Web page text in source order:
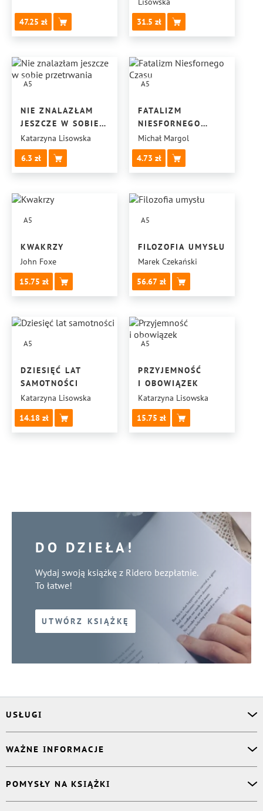
47.25
31.5
A5
NIE ZNALAZŁAM
JESZCZE W SOBIE
PRZETRWANIA
Katarzyna Lisowska
6.3
A5
FATALIZM
NIESFORNEGO
CZASU
Michał Margol
4.73
A5
KWAKRZY
John Foxe
15.75
A5
FILOZOFIA UMYSŁU
Marek Czekański
56.67
A5
DZIESIĘĆ LAT
SAMOTNOŚCI
Katarzyna Lisowska
14.18
A5
PRZYJEMNOŚĆ
I OBOWIĄZEK
Katarzyna Lisowska
15.75
DO DZIEŁA!
Wydaj swoją książkę z Ridero bezpłatnie.
To łatwe!
UTWÓRZ KSIĄŻKĘ
USŁUGI
Korektor
Projektant okładki
Druk Twojej książki
Publikacja
WAŻNE INFORMACJE
Książki Ridero
Pomoc
POMYSŁY NA KSIĄŻKI